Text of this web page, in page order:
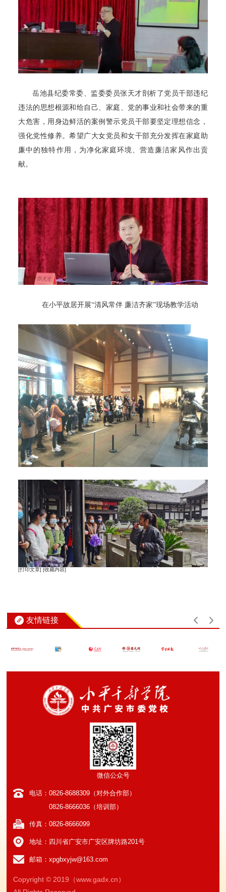
岳池县纪委常委、监委委员张天才剖析了党员干部违纪
违法的思想根源和给自己、家庭、党的事业和社会带来的重
大危害，用身边鲜活的案例警示党员干部要坚定理想信念，
强化党性修养。希望广大女党员和女干部充分发挥在家庭助
廉中的独特作用，为净化家庭环境、营造廉洁家风作出贡
献。
在小平故居开展“清风常伴 廉洁齐家”现场教学活动
[打印文章] [收藏内容]
友情链接
微信公众号
电话：0826-8688309（对外合作部）
0826-8666036（培训部）
传真：0826-8666099
地址：四川省广安市广安区牌坊路201号
邮箱：xpgbxyjw@163.com
Copyright © 2019（www.gadx.cn）